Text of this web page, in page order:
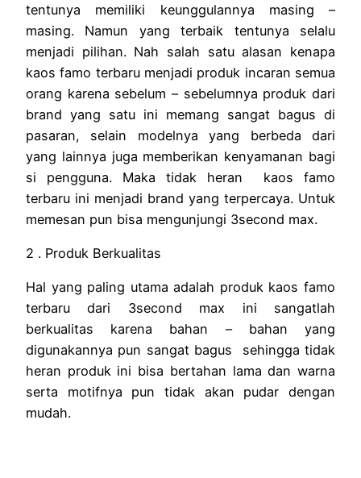
tentunya memiliki keunggulannya masing –
masing. Namun yang terbaik tentunya selalu
menjadi pilihan. Nah salah satu alasan kenapa
kaos famo terbaru menjadi produk incaran semua
orang karena sebelum – sebelumnya produk dari
brand yang satu ini memang sangat bagus di
pasaran, selain modelnya yang berbeda dari
yang lainnya juga memberikan kenyamanan bagi
si pengguna. Maka tidak heran kaos famo
terbaru ini menjadi brand yang terpercaya. Untuk
memesan pun bisa mengunjungi 3second max.
2 . Produk Berkualitas
Hal yang paling utama adalah produk kaos famo
terbaru dari 3second max ini sangatlah
berkualitas karena bahan – bahan yang
digunakannya pun sangat bagus sehingga tidak
heran produk ini bisa bertahan lama dan warna
serta motifnya pun tidak akan pudar dengan
mudah.